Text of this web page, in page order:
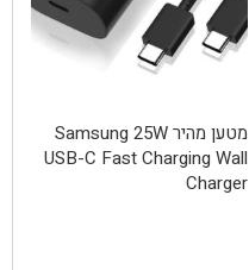
מטען מהיר Samsung 25W
USB-C Fast Charging Wall
Charger